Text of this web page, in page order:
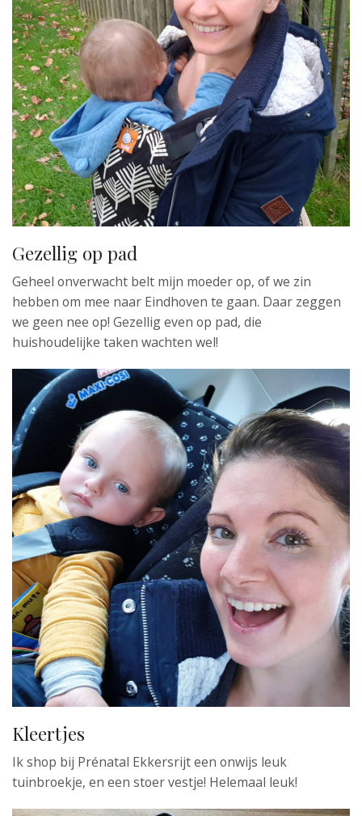
Gezellig op pad
Geheel onverwacht belt mijn moeder op, of we zin
hebben om mee naar Eindhoven te gaan. Daar zeggen
we geen nee op! Gezellig even op pad, die
huishoudelijke taken wachten wel!
Kleertjes
Ik shop bij Prénatal Ekkersrijt een onwijs leuk
tuinbroekje, en een stoer vestje! Helemaal leuk!